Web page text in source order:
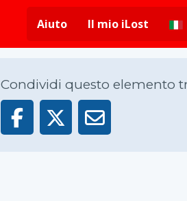
Aiuto
Il mio iLost
Condividi questo elemento